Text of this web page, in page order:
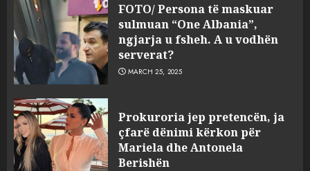
FOTO/ Persona të maskuar
sulmuan “One Albania”,
ngjarja u fsheh. A u vodhën
serverat?
MARCH 25, 2025
Prokuroria jep pretencën, ja
çfarë dënimi kërkon për
Mariela dhe Antonela
Berishën